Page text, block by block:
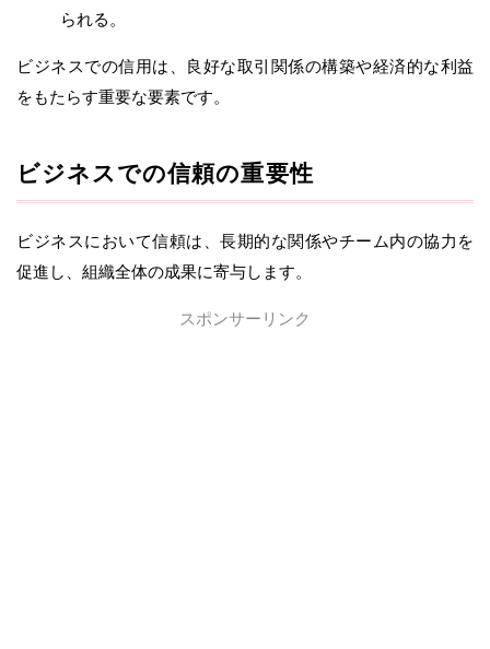
られる。
ビジネスでの信用は、良好な取引関係の構築や経済的な利益
をもたらす重要な要素です。
ビジネスでの信頼の重要性
ビジネスにおいて信頼は、長期的な関係やチーム内の協力を
促進し、組織全体の成果に寄与します。
スポンサーリンク